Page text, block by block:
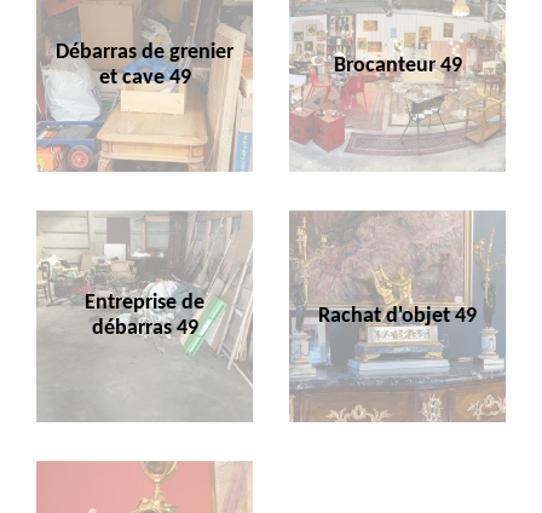
Débarras de grenier
et cave 49
Brocanteur 49
Entreprise de
débarras 49
Rachat d'objet 49